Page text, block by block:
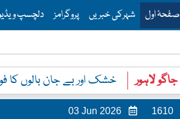
صفحۂ اولthe main menu for Lahore News
شہرکی خبریں پروگرامز دلچسپ
جاگو لاہور خشک اور بے جان بالوں
1610
03 Jun 2026